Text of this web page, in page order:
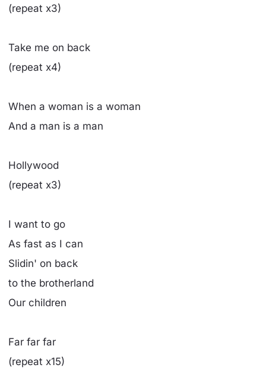
(repeat x3)
Take me on back
(repeat x4)
When a woman is a woman
And a man is a man
Hollywood
(repeat x3)
I want to go
As fast as I can
Slidin' on back
to the brotherland
Our children
Far far far
(repeat x15)